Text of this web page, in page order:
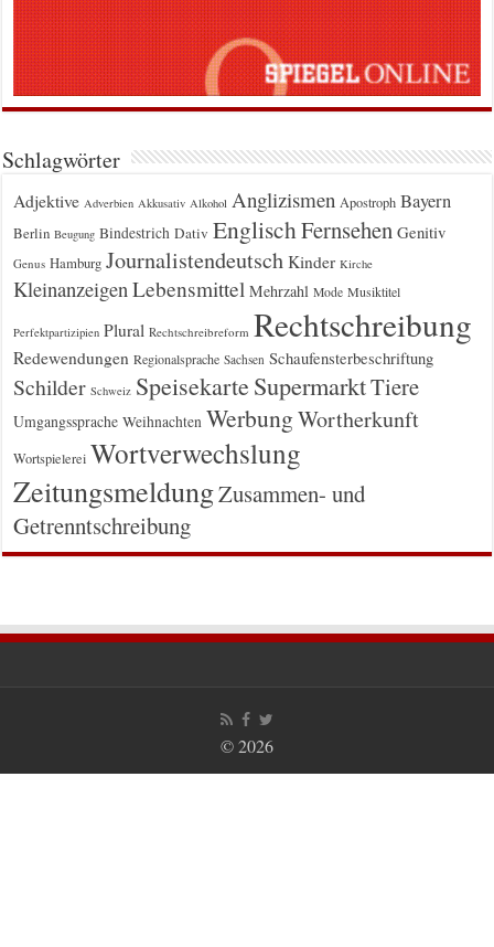
Schlagwörter
Adjektive Adverbien Akkusativ Alkohol Anglizismen Apostroph Bayern
Berlin Beugung Bindestrich Dativ EnglischFernsehen Genitiv
Genus Hamburg Journalistendeutsch Kinder Kirche
Kleinanzeigen Lebensmittel Mehrzahl Mode Musiktitel
Perfektpartizipien Plural Rechtschreibreform Rechtschreibung
Redewendungen Regionalsprache Sachsen Schaufensterbeschriftung
Schilder Schweiz Speisekarte SupermarktTiere
Umgangssprache Weihnachten WerbungWortherkunft
Wortspielerei Wortverwechslung
ZeitungsmeldungZusammen- und
Getrenntschreibung
© 2026